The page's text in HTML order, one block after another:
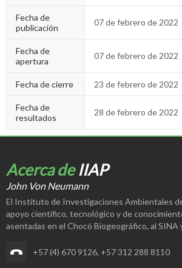
Fecha de
publicación
07 de febrero de 2022
Fecha de
apertura
07 de febrero de 2022
Fecha de cierre 23 de febrero de 2022
Fecha de
resultados
28 de febrero de 2022
Acerca deIIAP
John Von Neumann
El Instituto de Investigaciones Ambientales
apoyo científico, tecnológico y de
asentadas en el Chocó Biogeográfico, al SINA
+57 (4) 670 9126, +57 312 288 8110